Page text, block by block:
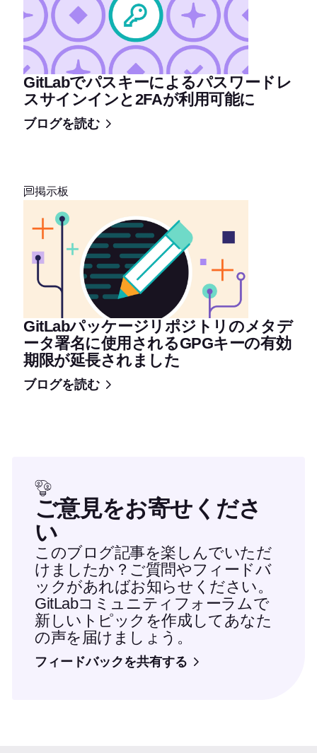
GitLabでパスキーによるパスワードレ
スサインインと2FAが利用可能に
ブログを読む
掲示板
GitLabパッケージリポジトリのメタデ
ータ署名に使用されるGPGキーの有効
期限が延長されました
ブログを読む
ご意見をお寄せくださ
い
このブログ記事を楽しんでいただ
けましたか？ご質問やフィードバ
ックがあればお知らせください。
GitLabコミュニティフォーラムで
新しいトピックを作成してあなた
の声を届けましょう。
フィードバックを共有する